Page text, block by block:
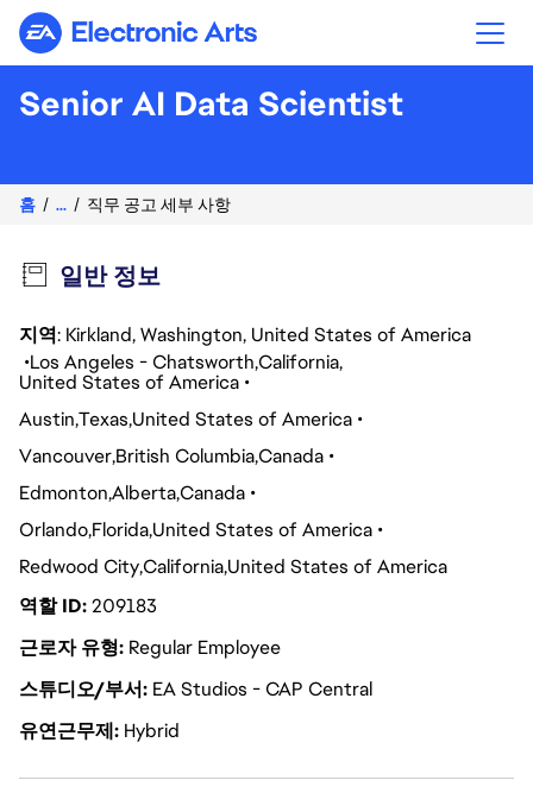
Electronic Arts
Senior AI Data Scientist
홈 ... 직무 공고 세부 사항
일반 정보
지역: Kirkland, Washington, United States of America
Los Angeles - ChatsworthCalifornia
United States of America
AustinTexas United States of America
VancouverBritish ColumbiaCanada
EdmontonAlbertaCanada
OrlandoFloridaUnited States of America
Redwood CityCaliforniaUnited States of America
역할 ID209183
근로자 유형 Regular Employee
스튜디오/부서 EA Studios - CAP Central
유연근무제 Hybrid